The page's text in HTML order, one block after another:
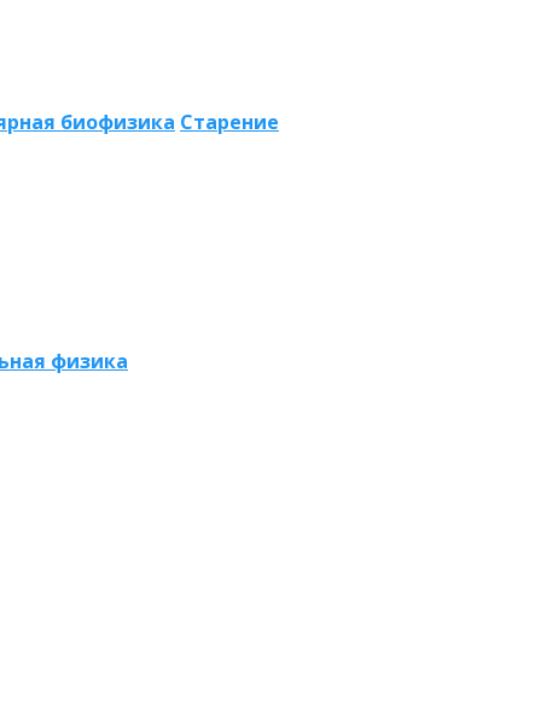
биофизика Старение
физика